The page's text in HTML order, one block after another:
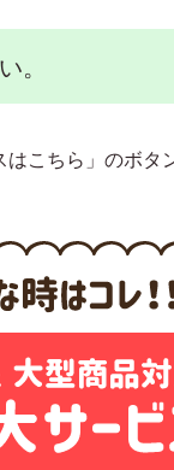
。
こちら」のボ